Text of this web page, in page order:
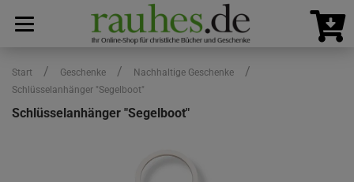
Start / Geschenke / Nachhaltige Geschenke /
Schlüsselanhänger "Segelboot"
Schlüsselanhänger "Segelboot"